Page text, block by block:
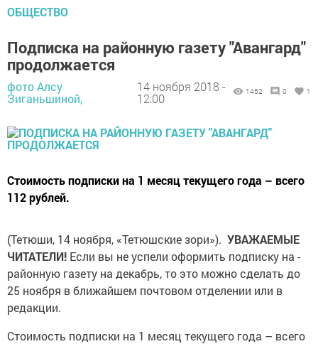
ОБЩЕСТВО
Подписка на районную газету "Авангард"
продолжается
фото Алсу
Зиганьшиной,
14 ноября 2018 -
12:00
1452 0 1
Стоимость подписки на 1 месяц текущего года – всего
112 рублей.
(Тетюши, 14 ноября, «Тетюшские зори»). УВАЖАЕМЫЕ
ЧИТАТЕЛИ! Если вы не успели оформить подписку на ­
районную газету на декабрь, то это можно сделать до
25 ноября в ближайшем ­почтовом отделении или в
редакции.
Стоимость подписки на 1 месяц текущего года – всего